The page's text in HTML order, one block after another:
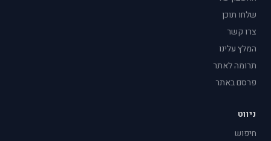
שלחו תוכן
צרו קשר
המלץ עלינו
תרומה לאתר
פרסם באתר
ניווט
חיפוש